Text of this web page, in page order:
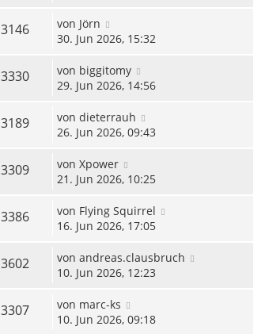
3146 von Jörn
30. Jun 2026, 15:32
3330 von biggitomy
29. Jun 2026, 14:56
3189 von dieterrauh
26. Jun 2026, 09:43
3309 von Xpower
21. Jun 2026, 10:25
3386 von Flying Squirrel
16. Jun 2026, 17:05
3602 von andreas.clausbruch
10. Jun 2026, 12:23
3307 von marc-ks
10. Jun 2026, 09:18